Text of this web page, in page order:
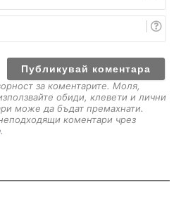
е
a
за коментарите. Моля,
обиди, клевети и лични
може да бъдат премахнати.
коментари чрез
.